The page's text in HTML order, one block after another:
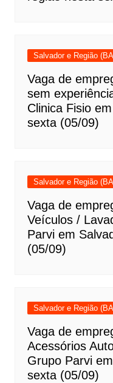
Salvador e Região
Vaga de
sem
Clinica Fisio
sexta (05/09)
Salvador e Região
Vaga de
Veículos /
Parvi em
(05/09)
Salvador e Região
Vaga de
Acessórios
Grupo Parvi
sexta (05/09)